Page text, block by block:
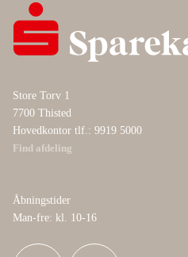
Store Torv 1
7700 Thisted
Hovedkontor tlf.: 9919 5000
Find afdeling
Åbningstider
Man-fre: kl. 10-16